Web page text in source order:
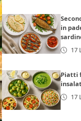
in
17
Piatti
17